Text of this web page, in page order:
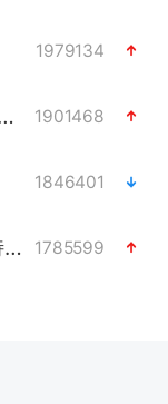
1979134
生最后轨迹已确认 1901468
1846401
10余省份将出现强风雨 局地特大暴雨 1785599